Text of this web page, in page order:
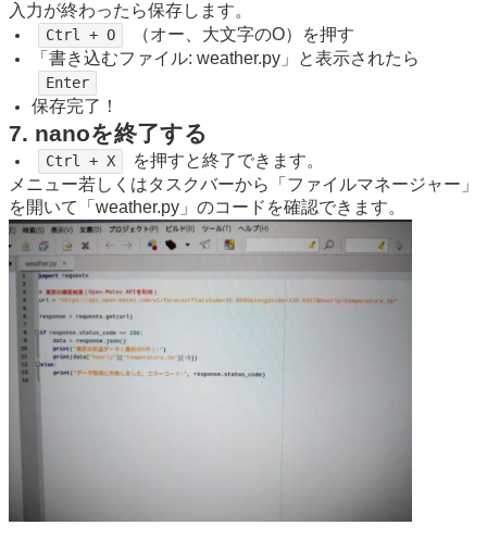
入力が終わったら保存します。
Ctrl + O
（オー、大文字のO）を押す
「書き込むファイル: weather.py」と表示されたら
Enter
保存完了！
7. nanoを終了する
Ctrl + X
を押すと終了できます。
メニュー若しくはタスクバーから「ファイルマネージャー」
を開いて「weather.py」のコードを確認できます。